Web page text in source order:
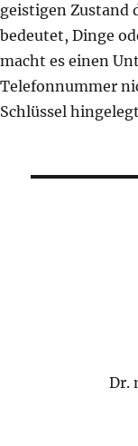
geistigen Zustand
bedeutet, Dinge
macht es einen
Telefonnummer
Schlüssel
Dr.